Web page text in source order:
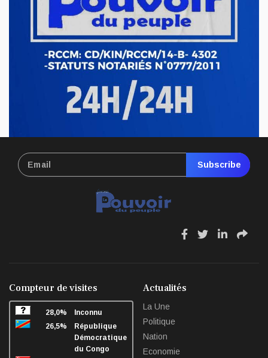
l’exploitation illégale de l’or à Mahagi
Avr 21, 2026
ECONOMIE & FINANCES
RDC : hausse du prix de carburant,
nouvelle pression sur le pouvoir d’achat
Subscribe
fa
fa
fa
fa
Compteur de visites
28,0%
Inconnu
26,5%
République
Démocratique
du Congo
Actualités
La Une
Politique
Nation
Economie